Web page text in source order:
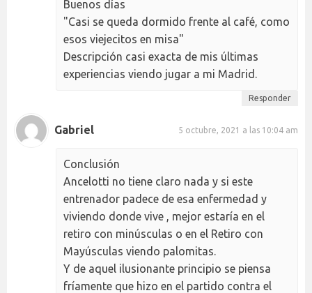
Buenos días
"Casi se queda dormido frente al café, como
esos viejecitos en misa"
Descripción casi exacta de mis últimas
experiencias viendo jugar a mi Madrid.
Responder
Gabriel 5 octubre, 2021 a las 10:04 am
Conclusión
Ancelotti no tiene claro nada y si este
entrenador padece de esa enfermedad y
viviendo donde vive , mejor estaría en el
retiro con minúsculas o en el Retiro con
Mayúsculas viendo palomitas.
Y de aquel ilusionante principio se piensa
fríamente que hizo en el partido contra el